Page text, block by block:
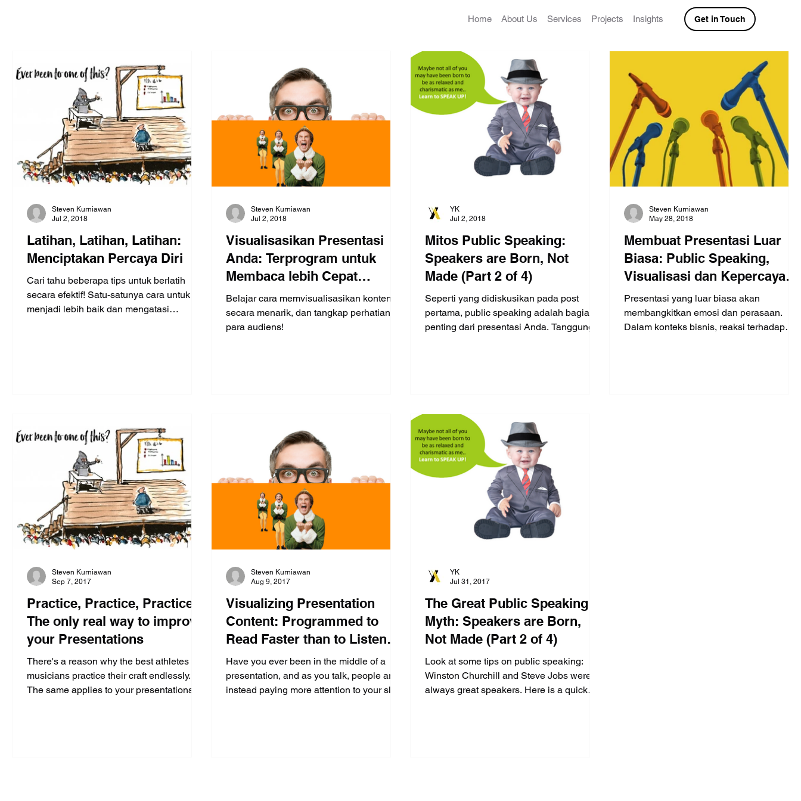
Home About Us Services Projects Insights Get in Touch
Latihan, Latihan, Latihan:
Menciptakan Percaya Diri
Cari tahu beberapa tips untuk berlatih
secara efektif! Satu-satunya cara untuk
menjadi lebih baik dan mengatasi
Steven Kurniawan
Jul 2, 2018
Visualisasikan Presentasi
Anda: Terprogram untuk
Membaca lebih Cepat
dibanding menulis (Part 3 of
4)
Belajar cara memvisualisasikan konten
secara menarik, dan tangkap perhatian
para audiens!
Steven Kurniawan
Jul 2, 2018
Mitos Public Speaking:
Speakers are Born, Not
Made (Part 2 of 4)
Seperti yang didiskusikan pada post
pertama, public speaking adalah bagian
penting dari presentasi Anda. Tanggung
YK
Jul 2, 2018
Membuat Presentasi Luar
Biasa: Public Speaking,
Visualisasi dan Kepercayaan
Diri! (Part 1 of 4)
Presentasi yang luar biasa akan
membangkitkan emosi dan perasaan.
Dalam konteks bisnis, reaksi terhadap
Steven Kurniawan
May 28, 2018
Practice, Practice, Practice:
The only real way to improve
your Presentations
There's a reason why the best athletes &
musicians practice their craft endlessly.
The same applies to your presentations.
Steven Kurniawan
Sep 7, 2017
Visualizing Presentation
Content: Programmed to
Read Faster than to Listen
(Part 3 of 4)
Have you ever been in the middle of a
presentation, and as you talk, people are
instead paying more attention to your slide
Steven Kurniawan
Aug 9, 2017
The Great Public Speaking
Myth: Speakers are Born,
Not Made (Part 2 of 4)
Look at some tips on public speaking:
Winston Churchill and Steve Jobs weren't
always great speakers. Here is a quick
YK
Jul 31, 2017